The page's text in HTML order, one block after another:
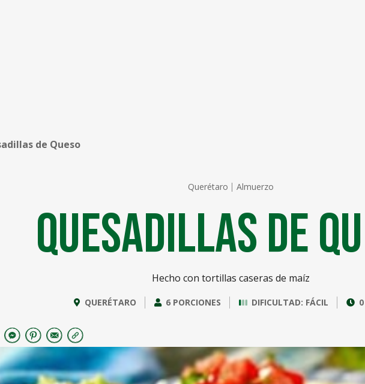
de Queso
Querétaro Almuerzo
Quesadillas de
Hecho con tortillas caseras de maíz
QUERÉTARO 6 PORCIONES DIFICULTAD: FÁCIL